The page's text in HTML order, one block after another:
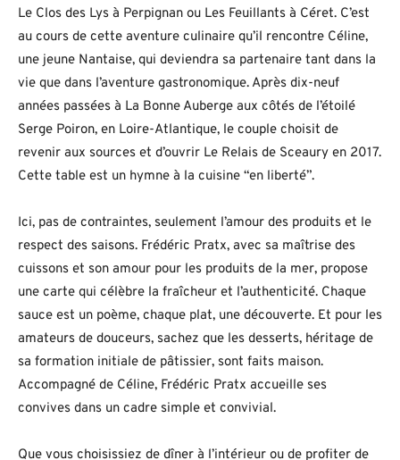
Le Clos des Lys à Perpignan ou Les Feuillants à Céret. C’est
au cours de cette aventure culinaire qu’il rencontre Céline,
une jeune Nantaise, qui deviendra sa partenaire tant dans la
vie que dans l’aventure gastronomique. Après dix-neuf
années passées à La Bonne Auberge aux côtés de l’étoilé
Serge Poiron, en Loire-Atlantique, le couple choisit de
revenir aux sources et d’ouvrir Le Relais de Sceaury en 2017.
Cette table est un hymne à la cuisine “en liberté”.
Ici, pas de contraintes, seulement l’amour des produits et le
respect des saisons. Frédéric Pratx, avec sa maîtrise des
cuissons et son amour pour les produits de la mer, propose
une carte qui célèbre la fraîcheur et l’authenticité. Chaque
sauce est un poème, chaque plat, une découverte. Et pour les
amateurs de douceurs, sachez que les desserts, héritage de
sa formation initiale de pâtissier, sont faits maison.
Accompagné de Céline, Frédéric Pratx accueille ses
convives dans un cadre simple et convivial.
Que vous choisissiez de dîner à l’intérieur ou de profiter de